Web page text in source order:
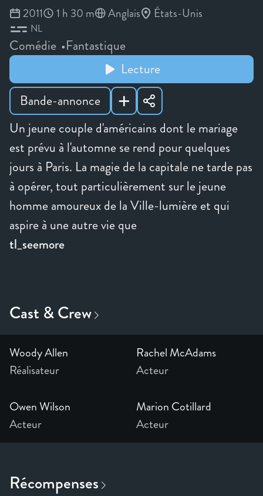
Un jeune couple d'américains dont le mariage
est prévu à l'automne se rend pour quelques
jours à Paris. La magie de la capitale ne tarde pas
à opérer, tout particulièrement sur le jeune
homme amoureux de la Ville-lumière et qui
aspire à une autre vie que
tl_seemore
2011 1 h 30 m Anglais États-Unis
NL
Comédie
Fantastique
Lecture
Bande-annonce
Woody Allen
Réalisateur
Rachel McAdams
Acteur
Owen Wilson
Acteur
Marion Cotillard
Acteur